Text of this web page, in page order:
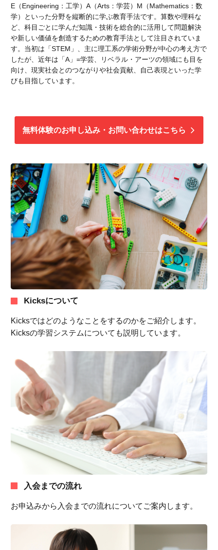
E（Engineering：工学）A（Arts：学芸）M（Mathematics：数
学）といった分野を縦断的に学ぶ教育手法です。算数や理科な
ど、科目ごとに学んだ知識・技術を総合的に活用して問題解決
や新しい価値を創造するための教育手法として注目されていま
す。当初は「STEM」、主に理工系の学術分野が中心の考え方で
したが、近年は「A」=学芸、リベラル・アーツの領域にも目を
向け、現実社会とのつながりや社会貢献、自己表現といった学
びも目指しています。
無料体験のお申し込み・お問い合わせはこちら
Kicksについて
Kicksではどのようなことをするのかをご紹介します。
Kicksの学習システムについても説明しています。
入会までの流れ
お申込みから入会までの流れについてご案内します。